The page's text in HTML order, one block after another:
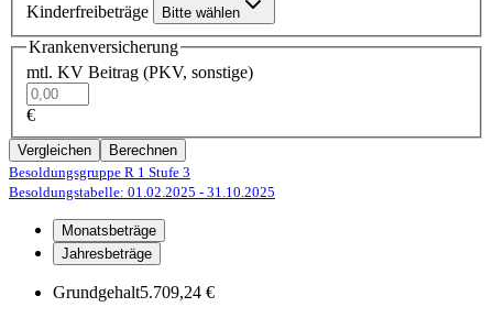
Kinderfreibeträge Bitte wählen
Krankenversicherung
mtl. KV Beitrag (PKV, sonstige)
€
Vergleichen
Berechnen
Besoldungsgruppe R 1 Stufe 3
Besoldungstabelle: 01.02.2025 - 31.10.2025
Monatsbeträge
Jahresbeträge
Grundgehalt5.709,24 €